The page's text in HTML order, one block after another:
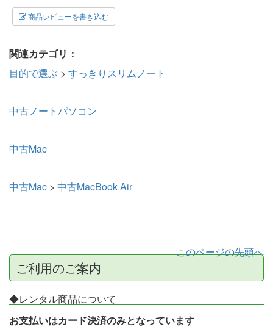
商品レビューを書き込む
関連カテゴリ：
目的で選ぶ > すっきりスリムノート
中古ノートパソコン
中古Mac
中古Mac > 中古MacBook Air
このページの先頭へ
ご利用のご案内
◆レンタル商品について
お支払いはカード決済のみとなっています